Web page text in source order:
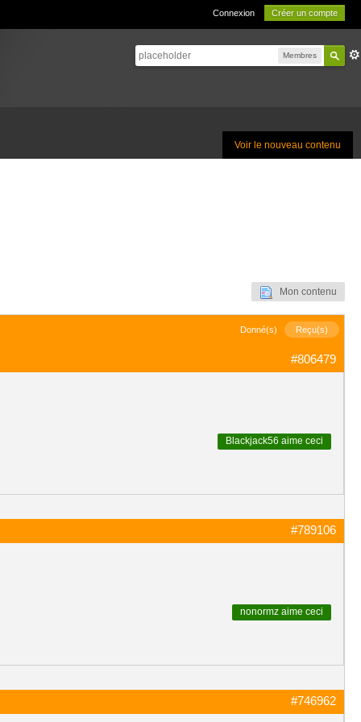
Connexion Créer un compte
Membres
Voir le nouveau contenu
Mon contenu
Donné(s) Reçu(s)
#806479
Blackjack56 aime ceci
#789106
nonormz aime ceci
#746962